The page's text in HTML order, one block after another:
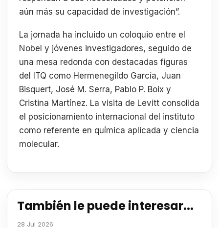
aún más su capacidad de investigación”.
La jornada ha incluido un coloquio entre el
Nobel y jóvenes investigadores, seguido de
una mesa redonda con destacadas figuras
del ITQ como Hermenegildo García, Juan
Bisquert, José M. Serra, Pablo P. Boix y
Cristina Martínez. La visita de Levitt consolida
el posicionamiento internacional del instituto
como referente en química aplicada y ciencia
molecular.
También le puede interesar...
28 Jul 2026